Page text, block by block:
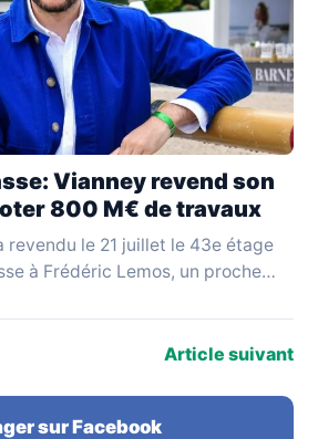
Vianney revend son
800 M€ de travaux
revendu le 21 juillet le 43e étage
à Frédéric Lemos, un proche
Article suivant
sur Facebook